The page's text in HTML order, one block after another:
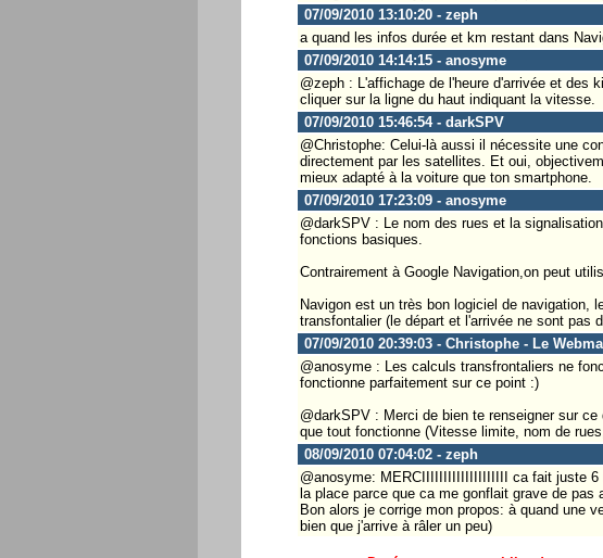
07/09/2010 13:10:20 - zeph
a quand les infos durée et km restant dans
07/09/2010 14:14:15 - anosyme
@zeph : L'affichage de l'heure d'arrivée et
cliquer sur la ligne du haut indiquant la vitesse.
07/09/2010 15:46:54 - darkSPV
@Christophe: Celui-là aussi il nécessite une
directement par les satellites. Et oui,
mieux adapté à la voiture que ton smartphone.
07/09/2010 17:23:09 - anosyme
@darkSPV : Le nom des rues et la
fonctions basiques.
Contrairement à Google Navigation,on peut
Navigon est un très bon logiciel de navigation,
transfontalier (le départ et l'arrivée ne sont pas
07/09/2010 20:39:03 - Christophe - Le
@anosyme : Les calculs transfrontaliers ne
fonctionne parfaitement sur ce point :)
@darkSPV : Merci de bien te renseigner sur
que tout fonctionne (Vitesse limite, nom de
08/09/2010 07:04:02 - zeph
@anosyme: MERCIIIIIIIIIIIIIIIIIIII ca fait juste
la place parce que ca me gonflait grave de pas
Bon alors je corrige mon propos: à quand une
bien que j'arrive à râler un peu)